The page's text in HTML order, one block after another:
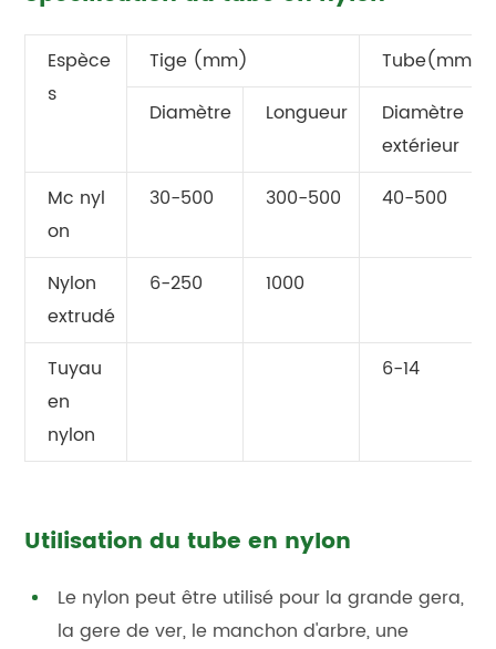
Espèce
s
Tige (mm)
Tube(mm)
Diamètre
Longueur
Diamètre
extérieur
Mc nyl
on
30-500 300-500 40-500
Nylon
extrudé
6-250 1000
Tuyau
en
nylon
6-14
Utilisation du tube en nylon
Le nylon peut être utilisé pour la grande gera,
la gere de ver, le manchon d'arbre, une